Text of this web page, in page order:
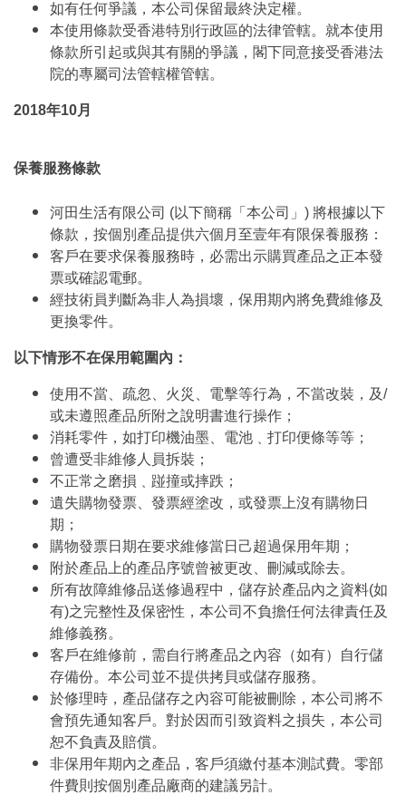
如有任何爭議，本公司保留最終決定權。
本使用條款受香港特別行政區的法律管轄。就本使用
條款所引起或與其有關的爭議，閣下同意接受香港法
院的專屬司法管轄權管轄。
2018年10月
保養服務條款
河田生活有限公司 (以下簡稱「本公司」) 將根據以下
條款，按個別產品提供六個月至壹年有限保養服務：
客戶在要求保養服務時，必需出示購買產品之正本發
票或確認電郵。
經技術員判斷為非人為損壞，保用期內將免費維修及
更換零件。
以下情形不在保用範圍內：
使用不當、疏忽、火災、電擊等行為，不當改裝，及/
或未遵照產品所附之說明書進行操作；
消耗零件，如打印機油墨、電池﹑打印便條等等；
曾遭受非維修人員拆裝；
不正常之磨損﹑踫撞或摔跌；
遺失購物發票、發票經塗改，或發票上沒有購物日
期；
購物發票日期在要求維修當日己超過保用年期；
附於產品上的產品序號曾被更改、刪減或除去。
所有故障維修品送修過程中，儲存於產品內之資料(如
有)之完整性及保密性，本公司不負擔任何法律責任及
維修義務。
客戶在維修前，需自行將產品之內容（如有）自行儲
存備份。本公司並不提供拷貝或儲存服務。
於修理時，產品儲存之內容可能被刪除，本公司將不
會預先通知客戶。對於因而引致資料之損失，本公司
恕不負責及賠償。
非保用年期內之產品，客戶須繳付基本測試費。零部
件費則按個別產品廠商的建議另計。